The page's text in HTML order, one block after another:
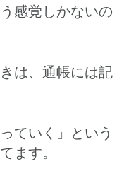
感覚しかないの
は、通帳には記
ていく」という
ます。